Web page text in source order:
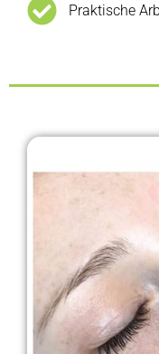
Praktische